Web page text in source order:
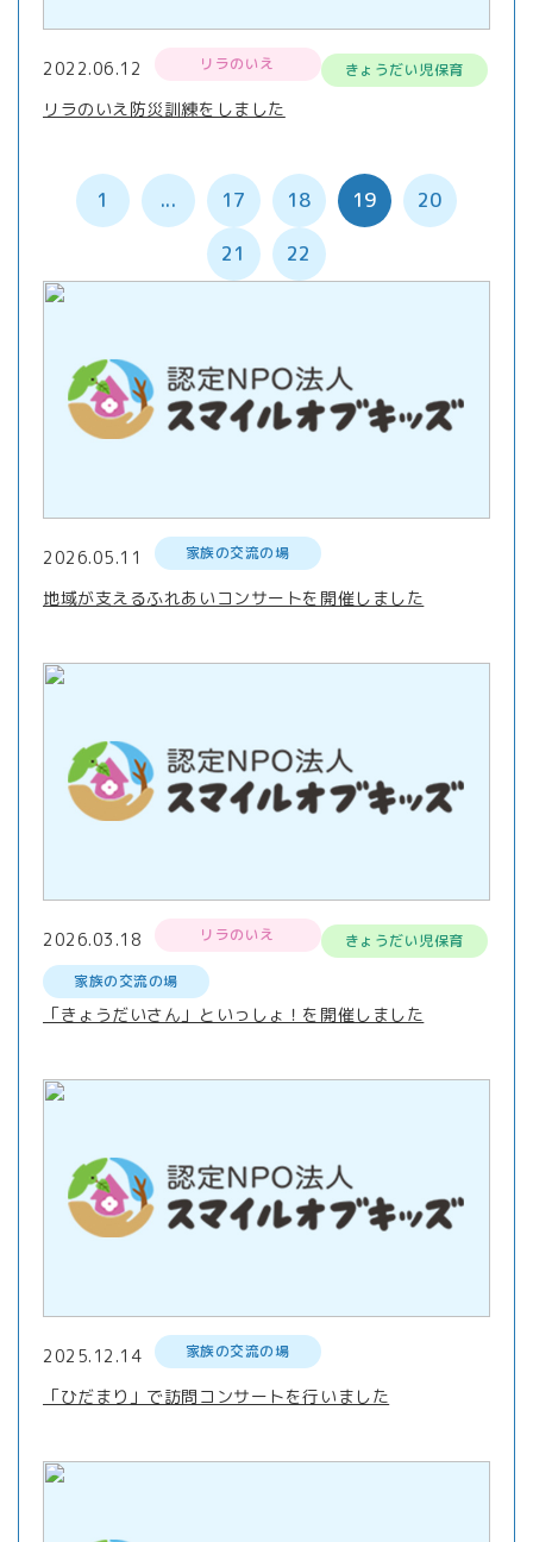
2022.06.12 リラのいえ きょうだい児保育
リラのいえ防災訓練をしました
1 ... 17 18 19 20
21 22
2026.05.11 家族の交流の場
地域が支えるふれあいコンサートを開催しました
2026.03.18 リラのいえ
きょうだい児保育
家族の交流の場
「きょうだいさん」といっしょ！を開催しました
2025.12.14 家族の交流の場
「ひだまり」で訪問コンサートを行いました